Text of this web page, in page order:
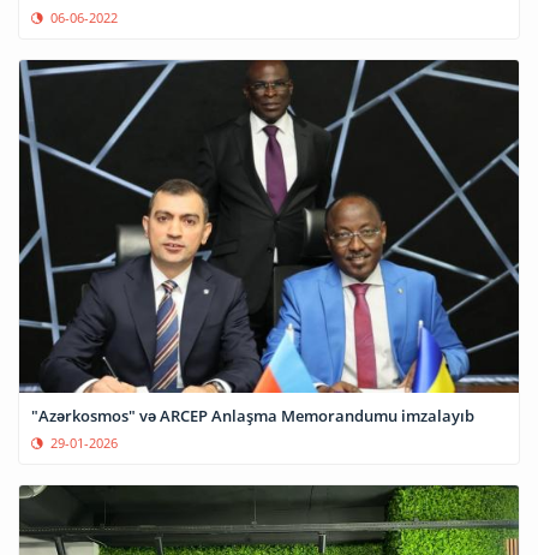
06-06-2022
"Azərkosmos" və ARCEP Anlaşma Memorandumu imzalayıb
29-01-2026